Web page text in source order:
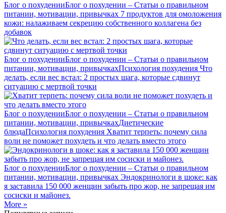
Блог о похуденииБлог о похудении – Статьи о правильном
питании, мотивации, привычках 7 продуктов для омоложения
кожи: налаживаем секрецию собственного коллагена без
добавок
Блог о похуденииБлог о похудении – Статьи о правильном
питании, мотивации, привычкахПсихология похудения Что
делать, если вес встал: 2 простых шага, которые сдвинут
ситуацию с мертвой точки
Блог о похуденииБлог о похудении – Статьи о правильном
питании, мотивации, привычкахДиетические
блюдаПсихология похудения Хватит терпеть: почему сила
воли не поможет похудеть и что делать вместо этого
Блог о похуденииБлог о похудении – Статьи о правильном
питании, мотивации, привычках Эндокринологи в шоке: как
я заставила 150 000 женщин забыть про жор, не запрещая им
сосиски и майонез.
More »